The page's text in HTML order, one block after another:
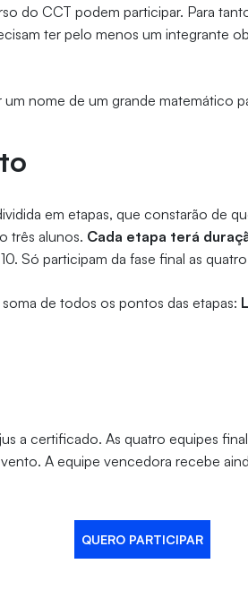
do CCT podem participar. Para
ter pelo menos um integrante
nome de um grande matemático
em etapas, que constarão de
três alunos. Cada etapa terá
Só participam da fase final as
de todos os pontos das etapas:
a certificado. As quatro equipes
A equipe vencedora recebe
QUERO PARTICIPAR